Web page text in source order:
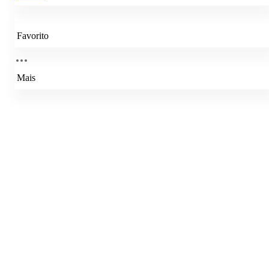
Favorito
Mais